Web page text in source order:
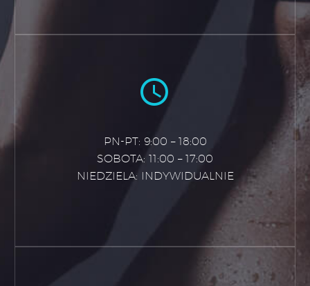


PN-PT: 9:00 – 18:00
SOBOTA: 11:00 – 17:00
NIEDZIELA: INDYWIDUALNIE